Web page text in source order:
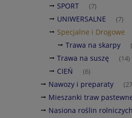
SPORT (7)
UNIWERSALNE (7)
Specjalne i Drogowe
Trawa na skarpy
Trawa na suszę (14)
CIEŃ (6)
Nawozy i preparaty
Mieszanki traw
Nasiona roślin